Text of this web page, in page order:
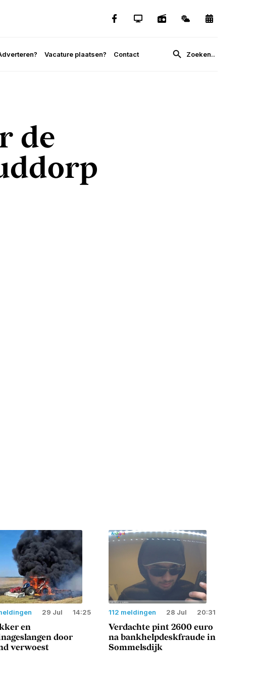
Vacature plaatsen? Contact
de
29 Jul 14:25
en
door
verwoest
112 meldingen 28 Jul 20:31
Verdachte pint 2600 euro
na bankhelpdeskfraude in
Sommelsdijk